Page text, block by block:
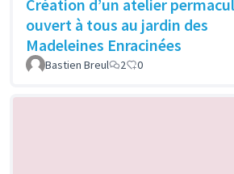
Création d’un atelier
ouvert à tous au jardin des
Madeleines Enracinées
Bastien Breul 2 0